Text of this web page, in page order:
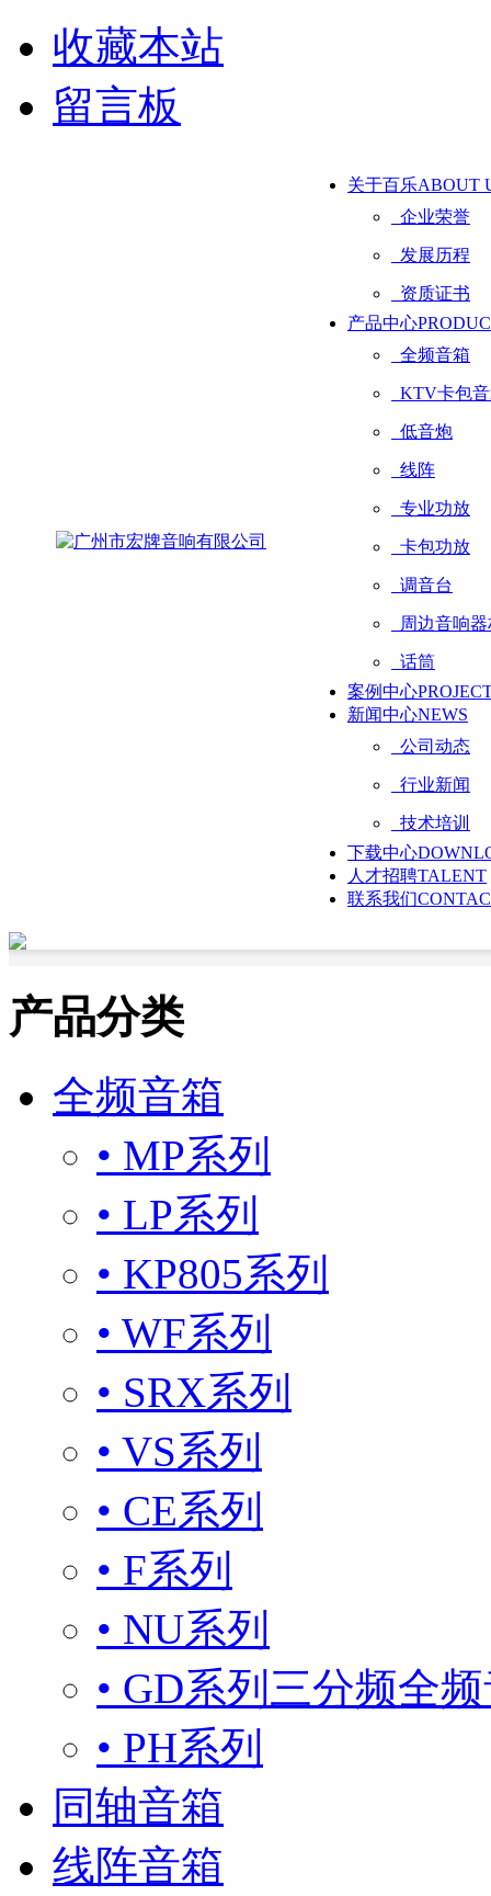
收藏本站
留言板
关于百乐ABOUT
企业荣誉
发展历程
资质证书
产品中心
全频音箱
KTV卡包
低音炮
线阵
专业功放
卡包功放
调音台
周边音响器
话筒
案例中心
新闻中心NEWS
公司动态
行业新闻
技术培训
下载中心
人才招聘TALENT
联系我们
产品分类
全频音箱
• MP系列
• LP系列
• KP805系列
• WF系列
• SRX系列
• VS系列
• CE系列
• F系列
• NU系列
• GD系列三分频全
• PH系列
同轴音箱
线阵音箱